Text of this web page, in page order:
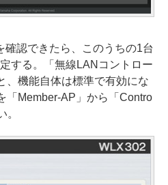
認できたら、このうちの1台
する。「無線LANコントロー
、機能自体は標準で有効にな
「Member-AP」から「Contro
。